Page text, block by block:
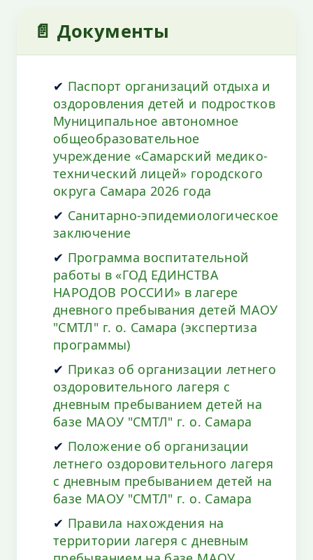
📄 Документы
✔ Паспорт организаций отдыха и
оздоровления детей и подростков
Муниципальное автономное
общеобразовательное
учреждение «Самарский медико-
технический лицей» городского
округа Самара 2026 года
✔ Санитарно-эпидемиологическое
заключение
✔ Программа воспитательной
работы в «ГОД ЕДИНСТВА
НАРОДОВ РОССИИ» в лагере
дневного пребывания детей МАОУ
"СМТЛ" г. о. Самара (экспертиза
программы)
✔ Приказ об организации летнего
оздоровительного лагеря с
дневным пребыванием детей на
базе МАОУ "СМТЛ" г. о. Самара
✔ Положение об организации
летнего оздоровительного лагеря
с дневным пребыванием детей на
базе МАОУ "СМТЛ" г. о. Самара
✔ Правила нахождения на
территории лагеря с дневным